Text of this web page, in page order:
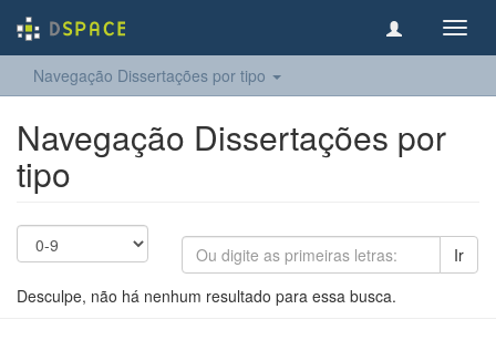
Navegação Dissertações por tipo
Navegação Dissertações por
tipo
Ir
Desculpe, não há nenhum resultado para essa busca.